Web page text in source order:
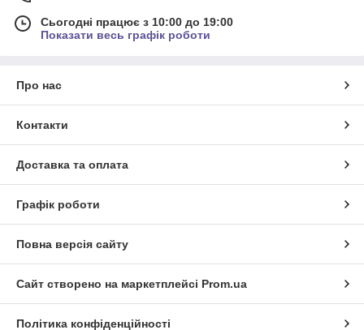
Сьогодні працює з 10:00 до 19:00
Показати весь графік роботи
Про нас
Контакти
Доставка та оплата
Графік роботи
Повна версія сайту
Сайт створено на маркетплейсі Prom.ua
Політика конфіденційності